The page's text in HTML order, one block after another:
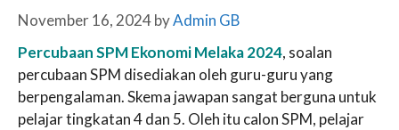
November 16, 2024byAdmin GB
Percubaan SPM Ekonomi Melaka 2024, soalan
percubaan SPM disediakan oleh guru-guru yang
berpengalaman. Skema jawapan sangat berguna untuk
pelajar tingkatan 4 dan 5. Oleh itu calon SPM, pelajar